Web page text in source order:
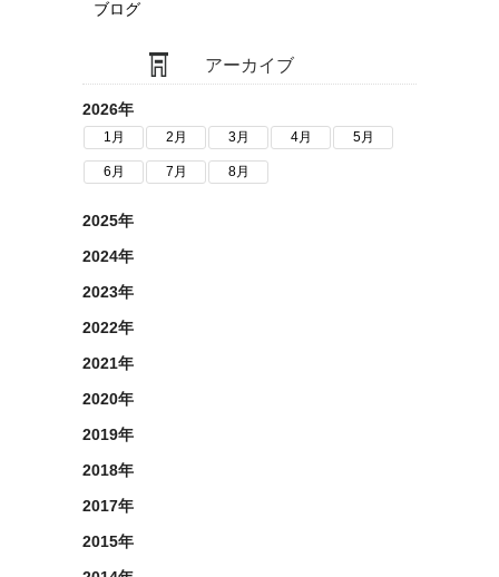
ブログ
アーカイブ
2026年
1月 2月 3月 4月 5月
6月 7月 8月
2025年
2024年
2023年
2022年
2021年
2020年
2019年
2018年
2017年
2015年